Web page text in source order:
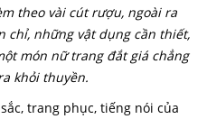
theo vài cút rượu, ngoài ra
chỉ, những vật dụng cần thiết,
món nữ trang đắt giá chẳng
khỏi thuyền.
trang phục, tiếng nói của